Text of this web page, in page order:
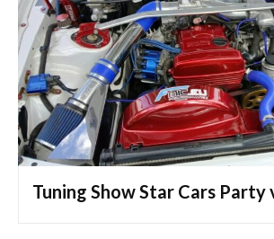
Tuning Show Star Cars Party